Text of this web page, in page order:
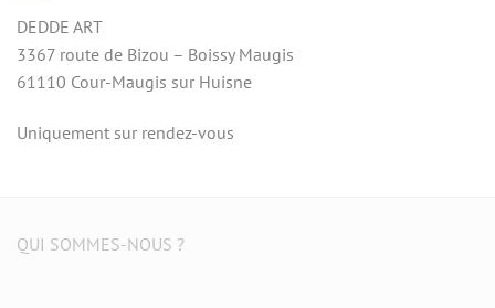
DEDDE ART
3367 route de Bizou – Boissy Maugis
61110 Cour-Maugis sur Huisne
Uniquement sur rendez-vous
QUI SOMMES-NOUS ?